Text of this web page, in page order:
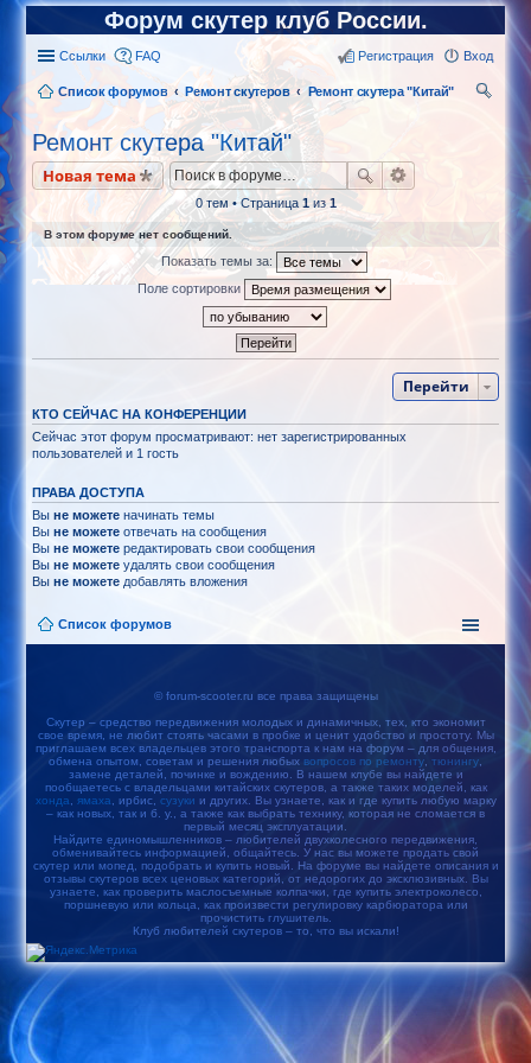
Форум скутер клуб России.
Ссылки FAQ Вход
Регистрация
Список форумов Ремонт скутеров
Ремонт скутера "Китай"
Ремонт скутера "Китай"
Новая тема
0 тем • Страница 1из 1
В этом форуме нет сообщений.
Показать темы за:
Поле сортировки
Перейти
КТО СЕЙЧАС НА КОНФЕРЕНЦИИ
Сейчас этот форум просматривают: нет зарегистрированных
пользователей и 1 гость
ПРАВА ДОСТУПА
Выне можете начинать темы
Выне можете отвечать на сообщения
Выне можете редактировать свои сообщения
Выне можете удалять свои сообщения
Выне можете добавлять вложения
Список форумов
© forum-scooter.ru все права защищены
Скутер – средство передвижения молодых и динамичных, тех, кто экономит
свое время, не любит стоять часами в пробке и ценит удобство и простоту. Мы
приглашаем всех владельцев этого транспорта к нам на форум – для общения,
обмена опытом, советам и решения любых вопросов по ремонту тюнингу
замене деталей, починке и вождению. В нашем клубе вы найдете и
пообщаетесь с владельцами китайских скутеров, а также таких моделей, как
хонда
ямаха , ирбис, сузуки и других. Вы узнаете, как и где купить любую марку
– как новых, так и б. у., а также как выбрать технику, которая не сломается в
первый месяц эксплуатации.
Найдите единомышленников – любителей двухколесного передвижения,
обменивайтесь информацией, общайтесь. У нас вы можете продать свой
скутер или мопед, подобрать и купить новый. На форуме вы найдете описания и
отзывы скутеров всех ценовых категорий, от недорогих до эксклюзивных. Вы
узнаете, как проверить маслосъемные колпачки, где купить электроколесо,
поршневую или кольца, как произвести регулировку карбюратора или
прочистить глушитель.
Клуб любителей скутеров – то, что вы искали!